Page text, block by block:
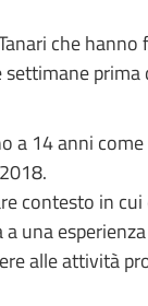
che
14 anni
contesto in
una
alle attività